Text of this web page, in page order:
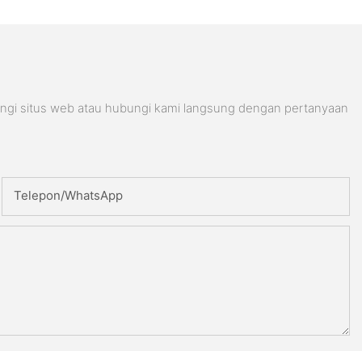
situs web atau hubungi kami langsung dengan pertanyaan
Telepon/WhatsApp